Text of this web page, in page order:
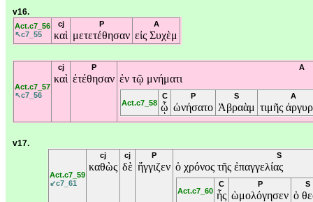
v16.
Act.c7_56
↖c7_55
cj
καὶ
P
μετετέθησαν
A
εἰς Συχὲμ
Act.c7_57
↖c7_56
cj
καὶ
P
ἐτέθησαν
A
ἐν τῷ μνήματι
Act.c7_58
C
ᾧ
P
ὠνήσατο
S
Ἀβραὰμ
A
τιμῆς
v17.
Act.c7_59
↙c7_61
cj
καθὼς
cj
δὲ
P
ἤγγιζεν
S
ὁ χρόνος τῆς ἐπαγγελίας
Act.c7_60
C
ἧς
P
ὡμολόγησεν
S
ὁ